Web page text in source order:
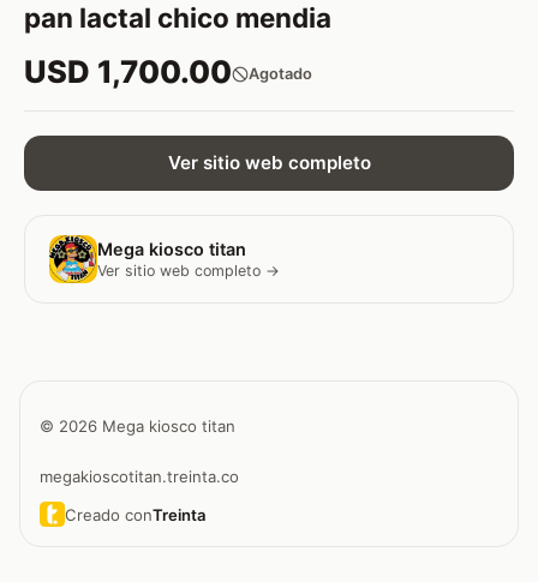
pan lactal chico mendia
USD 1,700.00 Agotado
Ver sitio web completo
Mega kiosco titan
Ver sitio web completo →
© 2026 Mega kiosco titan
megakioscotitan.treinta.co
Creado conTreinta